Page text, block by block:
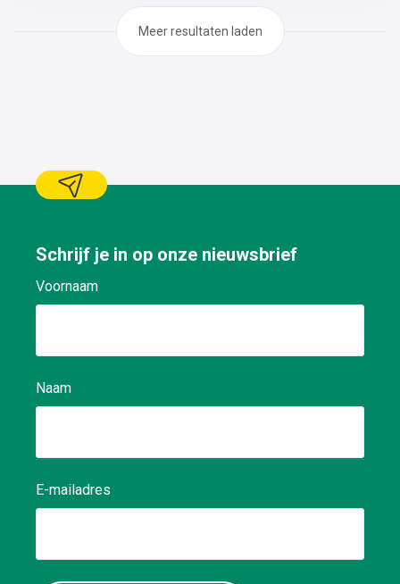
Meer resultaten laden
Schrijf je in op onze nieuwsbrief
Voornaam
Naam
E-mailadres